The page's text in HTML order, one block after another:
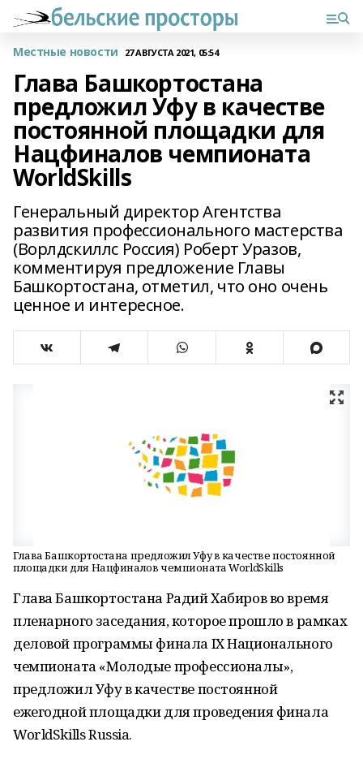
Местные новости 27 АВГУСТА 2021, 05:54
Глава Башкортостана
предложил Уфу в качестве
постоянной площадки для
Нацфиналов чемпионата
WorldSkills
Генеральный директор Агентства
развития профессионального мастерства
(Ворлдскиллс Россия) Роберт Уразов,
комментируя предложение Главы
Башкортостана, отметил, что оно очень
ценное и интересное.
Глава Башкортостана предложил Уфу в качестве постоянной
площадки для Нацфиналов чемпионата WorldSkills
Глава Башкортостана Радий Хабиров во время
пленарного заседания, которое прошло в рамках
деловой программы финала IX Национального
чемпионата «Молодые профессионалы»,
предложил Уфу в качестве постоянной
ежегодной площадки для проведения финала
WorldSkills Russia.